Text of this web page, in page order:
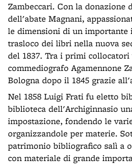
Zambeccari. Con la donazione
dell'abate Magnani,
le dimensioni di un
trasloco dei libri nella nuova
del 1837. Tra i primi
commediografo Agamennone
Bologna dopo il 1845 grazie
Nel 1858 Luigi Frati fu eletto
biblioteca dell'Archiginnasio
impostazione, fondendo le
organizzandole per materie.
patrimonio bibliografico salì a
con materiale di grande